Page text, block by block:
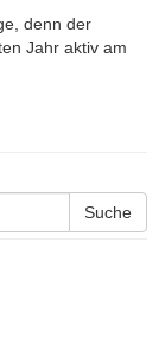
denn der
Jahr aktiv am
Suche